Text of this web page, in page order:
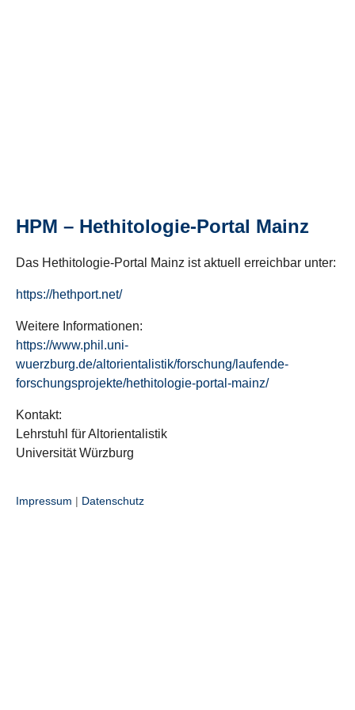
HPM – Hethitologie-Portal Mainz
Das Hethitologie-Portal Mainz ist aktuell erreichbar unter:
https://hethport.net/
Weitere Informationen:
https://www.phil.uni-
wuerzburg.de/altorientalistik/forschung/laufende-
forschungsprojekte/hethitologie-portal-mainz/
Kontakt:
Lehrstuhl für Altorientalistik
Universität Würzburg
Impressum | Datenschutz